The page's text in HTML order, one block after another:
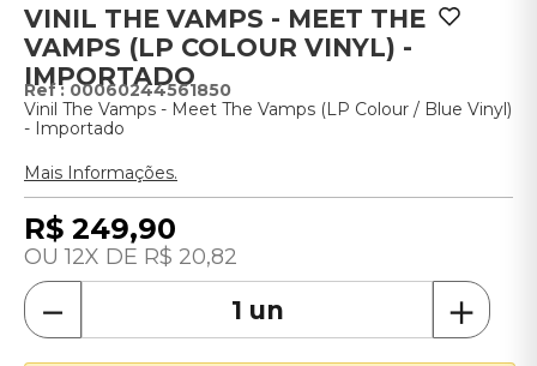
VINIL THE VAMPS - MEET THE
VAMPS (LP COLOUR VINYL) -
IMPORTADO
: 00060244561850
Vinil The Vamps - Meet The Vamps (LP Colour / Blue Vinyl)
- Importado
Mais Informações.
R$ 249,90
12 R$ 20,82
＋
－